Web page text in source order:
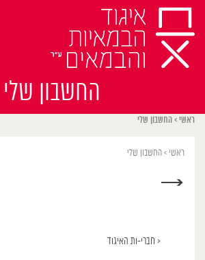
Skip
content
החשבון שלי
ראשי > החשבון שלי
ראשי > החשבון שלי
→
< חברי-ות האיגוד